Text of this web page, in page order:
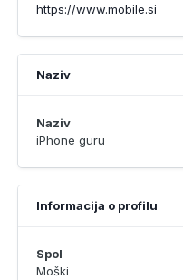
https://www.mobile.si
Naziv
Naziv
iPhone guru
Informacija o profilu
Spol
Moški